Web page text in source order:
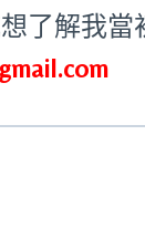
了解我當